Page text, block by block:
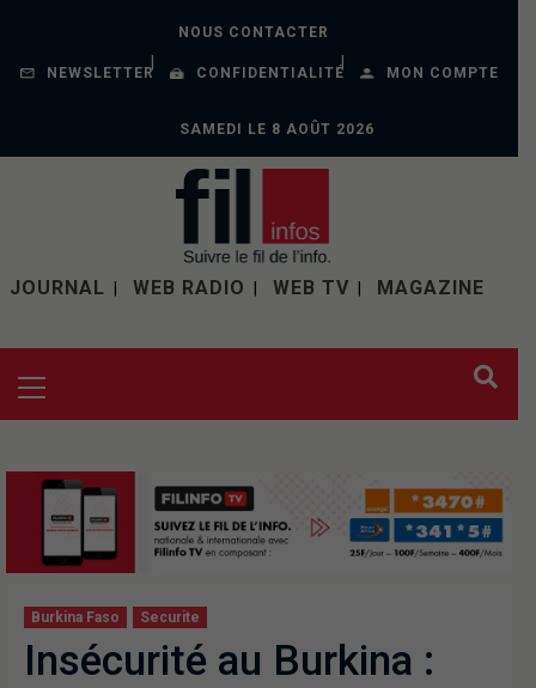
NOUS CONTACTER
NEWSLETTER CONFIDENTIALITÉ MON COMPTE
SAMEDI LE 8 AOÛT 2026
JOURNAL WEB RADIO WEB TV MAGAZINE
Burkina Faso Securite
Insécurité au Burkina :